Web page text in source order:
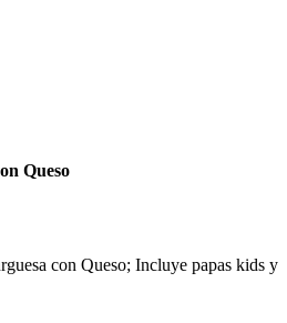
Queso
con Queso; Incluye papas kids y